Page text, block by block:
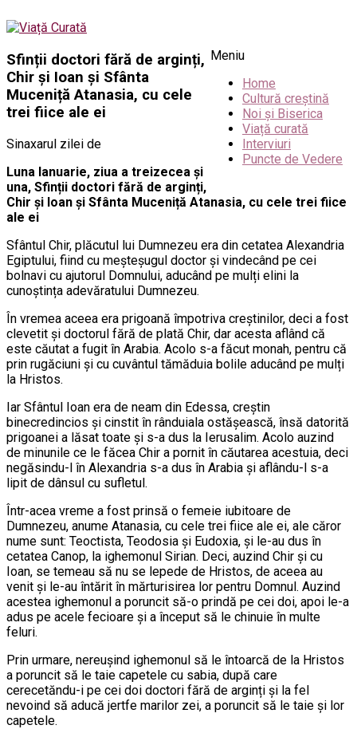
Meniu
Home
Cultură creștină
Noi și Biserica
Viață curată
Interviuri
Puncte de Vedere
Sfinții doctori fără de arginți,
Chir și Ioan și Sfânta
Muceniță Atanasia, cu cele
trei fiice ale ei
Sinaxarul zilei de
Luna Ianuarie, ziua a treizecea și
una, Sfinții doctori fără de arginți,
Chir și Ioan și Sfânta Muceniță Atanasia, cu cele trei fiice
ale ei
Sfântul Chir, plăcutul lui Dumnezeu era din cetatea Alexandria
Egiptului, fiind cu meșteșugul doctor și vindecând pe cei
bolnavi cu ajutorul Domnului, aducând pe mulți elini la
cunoștința adevăratului Dumnezeu.
În vremea aceea era prigoană împotriva creștinilor, deci a fost
clevetit și doctorul fără de plată Chir, dar acesta aflând că
este căutat a fugit în Arabia. Acolo s-a făcut monah, pentru că
prin rugăciuni și cu cuvântul tămăduia bolile aducând pe mulți
la Hristos.
Iar Sfântul Ioan era de neam din Edessa, creștin
binecredincios și cinstit în rânduiala ostășească, însă datorită
prigoanei a lăsat toate și s-a dus la Ierusalim. Acolo auzind
de minunile ce le făcea Chir a pornit în căutarea acestuia, deci
negăsindu-l în Alexandria s-a dus în Arabia și aflându-l s-a
lipit de dânsul cu sufletul.
Într-acea vreme a fost prinsă o femeie iubitoare de
Dumnezeu, anume Atanasia, cu cele trei fiice ale ei, ale căror
nume sunt: Teoctista, Teodosia și Eudoxia, și le-au dus în
cetatea Canop, la ighemonul Sirian. Deci, auzind Chir și cu
Ioan, se temeau să nu se lepede de Hristos, de aceea au
venit și le-au întărit în mărturisirea lor pentru Domnul. Auzind
acestea ighemonul a poruncit să-o prindă pe cei doi, apoi le-a
adus pe acele fecioare și a început să le chinuie în multe
feluri.
Prin urmare, nereușind ighemonul să le întoarcă de la Hristos
a poruncit să le taie capetele cu sabia, după care
cerecetăndu-i pe cei doi doctori fără de arginți și la fel
nevoind să aducă jertfe marilor zei, a poruncit să le taie și lor
capetele.